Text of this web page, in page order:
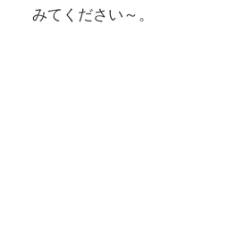
みてください～。